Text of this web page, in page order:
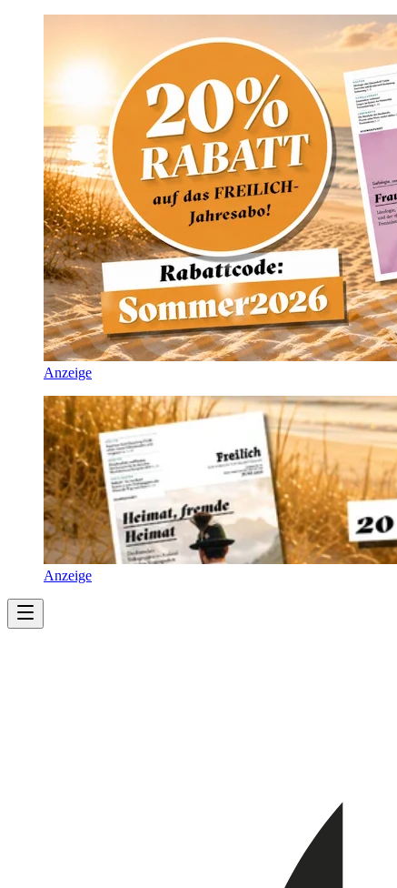
Anzeige
Anzeige